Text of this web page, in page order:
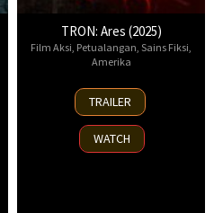
TRON: Ares (2025)
Film Aksi Petualangan Sains Fiksi
Amerika
8
Oct
2025
TRAILER
WATCH